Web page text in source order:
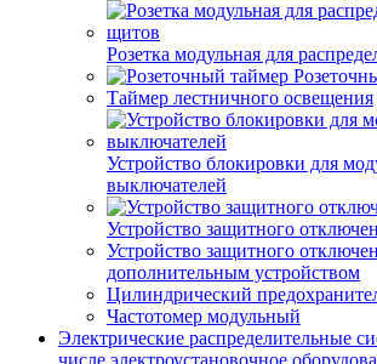
Розетка модульная для
Таймер лестничного освещения
Устройство блокировки для
выключателей
Устройство защитного
Устройство защитного
дополнительным устройством
Цилиндрический
Частотомер модульный
Электрические распределительные
числе электроустановочное